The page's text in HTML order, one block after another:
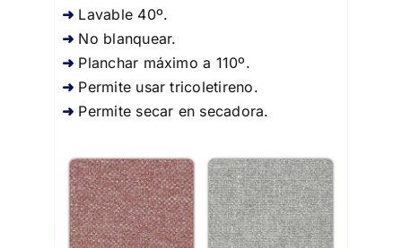
Lavable 40º.
No blanquear.
Planchar máximo a 110º.
Permite usar tricoletireno.
Permite secar en secadora.